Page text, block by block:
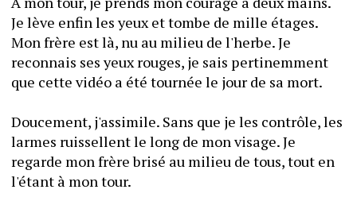
Je lève enfin les yeux et tombe de mille étages.
Mon frère est là, nu au milieu de l'herbe. Je
reconnais ses yeux rouges, je sais pertinemment
que cette vidéo a été tournée le jour de sa mort.
Doucement, j'assimile. Sans que je les contrôle, les
larmes ruissellent le long de mon visage. Je
regarde mon frère brisé au milieu de tous, tout en
l'étant à mon tour.